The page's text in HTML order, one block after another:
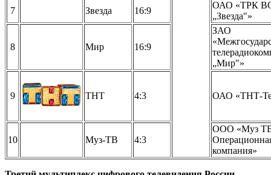
7 Звезда 16:9
ОАО «ТРК
„Звезда"»
8 Мир 16:9
ЗАО
„Мир"»
9 ТНТ 4:3 ОАО «ТНТ-
10 Муз-ТВ 4:3
ООО «Муз
компания»